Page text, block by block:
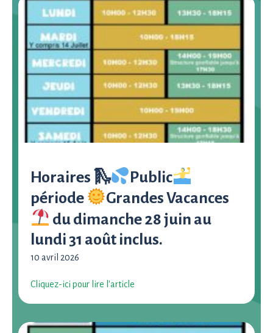
Horaires 🛝
Public
période
Grandes Vacances
du dimanche 28 juin au
lundi 31 août inclus.
10 avril 2026
Cliquez-ici pour lire l'article